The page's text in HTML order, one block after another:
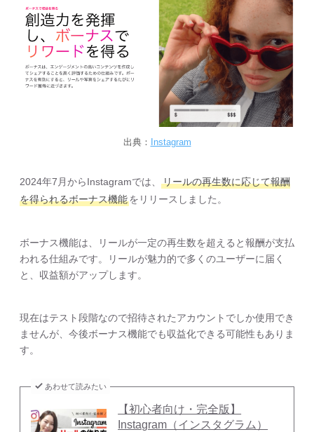
出典： Instagram
2024年7月からInstagramでは、
リールの再生数に応じて報酬
を得られるボーナス機能をリリースしました。
ボーナス機能は、リールが一定の再生数を超えると報酬が支払
われる仕組みです。リールが魅力的で多くのユーザーに届く
と、収益額がアップします。
現在はテスト段階なので招待されたアカウントでしか使用でき
ませんが、今後ボーナス機能でも収益化できる可能性もありま
す。
あわせて読みたい
【初心者向け・完全版】
Instagram（インスタグラム）